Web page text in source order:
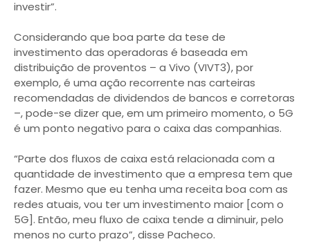
investir”.
Considerando que boa parte da tese de
investimento das operadoras é baseada em
distribuição de proventos – a Vivo (VIVT3), por
exemplo, é uma ação recorrente nas carteiras
recomendadas de dividendos de bancos e corretoras
–, pode-se dizer que, em um primeiro momento, o 5G
é um ponto negativo para o caixa das companhias.
“Parte dos fluxos de caixa está relacionada com a
quantidade de investimento que a empresa tem que
fazer. Mesmo que eu tenha uma receita boa com as
redes atuais, vou ter um investimento maior [com o
5G]. Então, meu fluxo de caixa tende a diminuir, pelo
menos no curto prazo”, disse Pacheco.